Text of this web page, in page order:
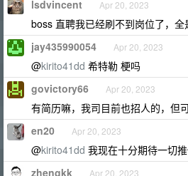
lsdvincent Apr 20, 2023
boss 直聘我已经刷不到岗位了，
jay435990054 Apr 20, 2023
@kirito41dd 希特勒 梗吗
govictory66 Apr 20, 2023
有简历嘛，我司目前也招人的，但
en20 Apr 20, 2023
@kirito41dd 我现在十分期待一切
zhengkk Apr 20, 2023